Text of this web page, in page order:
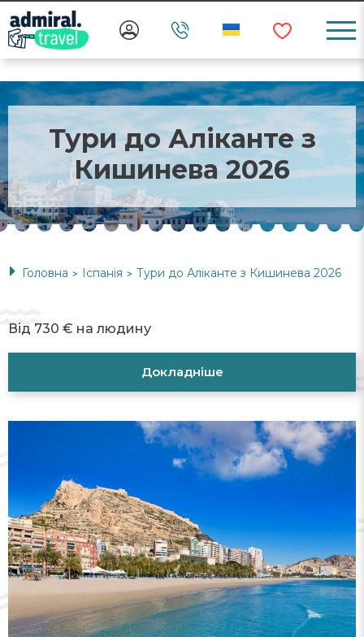
Тури до Аліканте з
Кишинева 2026
Головна > Іспанія > Тури до Аліканте з Кишинева 2026
Від 730 € на людину
Докладніше